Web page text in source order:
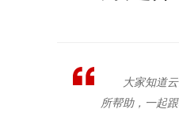
大家知道
所帮助，一起